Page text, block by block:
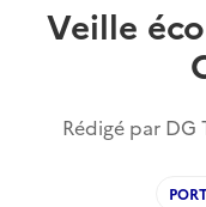
Veille
Rédigé par DG